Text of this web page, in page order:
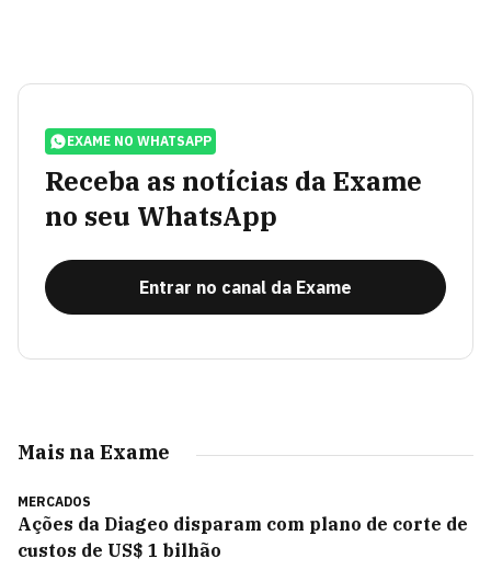
EXAME NO WHATSAPP
Receba as notícias da Exame
no seu WhatsApp
Entrar no canal da Exame
Mais na Exame
MERCADOS
Ações da Diageo disparam com plano de corte de
custos de US$ 1 bilhão